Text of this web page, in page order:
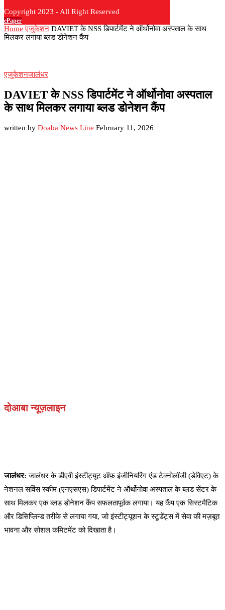
Copyright 2023 - All Right Reserved
ePaper
Home एजुकेशन DAVIET के NSS डिपार्टमेंट ने ऑर्थोनोवा अस्पताल के साथ
मिलकर लगाया ब्लड डोनेशन कैंप
एजुकेशनजालंधर
DAVIET के NSS डिपार्टमेंट ने ऑर्थोनोवा अस्पताल
के साथ मिलकर लगाया ब्लड डोनेशन कैंप
written by Doaba News Line February 11, 2026
दोआबा न्यूज़लाइन
जालंधर: जालंधर के डीएवी इंस्टीट्यूट ऑफ़ इंजीनियरिंग एंड टेक्नोलॉजी (डेविएट) के
नेशनल सर्विस स्कीम (एनएसएस) डिपार्टमेंट ने ऑर्थोनोवा अस्पताल के ब्लड सेंटर के
साथ मिलकर एक ब्लड डोनेशन कैंप सफलतापूर्वक लगाया। यह कैंप एक सिस्टमैटिक
और डिसिप्लिन्ड तरीके से लगाया गया, जो इंस्टीट्यूशन के स्टूडेंट्स में सेवा की मज़बूत
भावना और सोशल कमिटमेंट को दिखाता है।